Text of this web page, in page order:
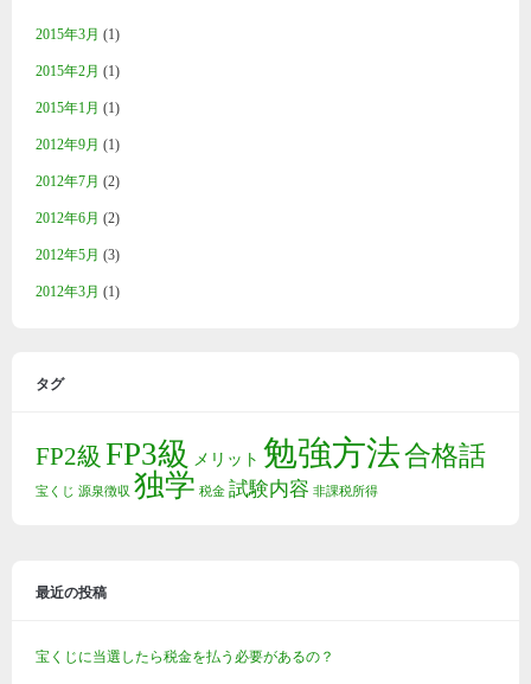
2015年3月 (1)
2015年2月 (1)
2015年1月 (1)
2012年9月 (1)
2012年7月 (2)
2012年6月 (2)
2012年5月 (3)
2012年3月 (1)
タグ
FP2級 FP3級 メリット 勉強方法合格話
宝くじ 源泉徴収 独学 税金 試験内容 非課税所得
最近の投稿
宝くじに当選したら税金を払う必要があるの？